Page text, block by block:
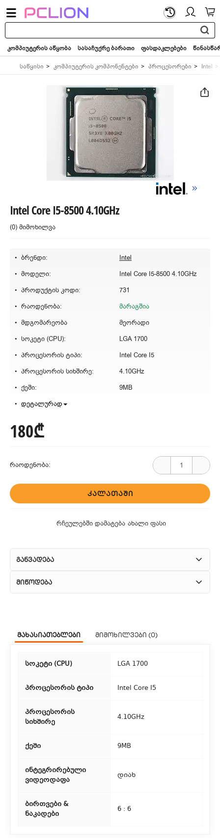
საძიებო
სიტყვა...
კომპიუტერის აწყობა სასაჩუქრე ბარათი ფასდაკლებები
საწყისი კომპიუტერის კომპონენტები პროცესორები Intel
Intel Core I5-8500 4.10GHz
(0) მიმოხილვა
ბრენდი:
Intel
მოდელი:
Intel Core I5-8500 4.10GHz
პროდუქტის კოდი:
731
რაოდენობა:
მარაგშია
მდგომარეობა
მეორადი
სოკეტი (CPU):
LGA 1700
პროცესორის ტიპი:
Intel Core I5
პროცესორის სიხშირე:
4.10GHz
ქეში:
9MB
დეტალურად
180₾
რაოდენობა:
ᲙᲐᲚᲐᲗᲐᲨᲘ
რჩეულებში დამატება ახალი ფასი
განვადება
მიწოდება
თბილისის მასშტაბით.
აიღოთ თქვენი შეკვეთა ჩვენი ფილიალიდან.
3. საფოსტო მიწოდება
რეგიონებიდან შეკვეთებისთვის ხელმისაწვდომია საფოსტო
ადგილმდებარეობაზე.
მახასიათებლები მიმოხილვები (0)
სოკეტი (CPU) LGA 1700
პროცესორის ტიპი Intel Core I5
პროცესორის
სიხშირე
4.10GHz
ქეში 9MB
ინტეგრირებული
ვიდეოდაფა
დიახ
ბირთვები &
ნაკადები
6 : 6